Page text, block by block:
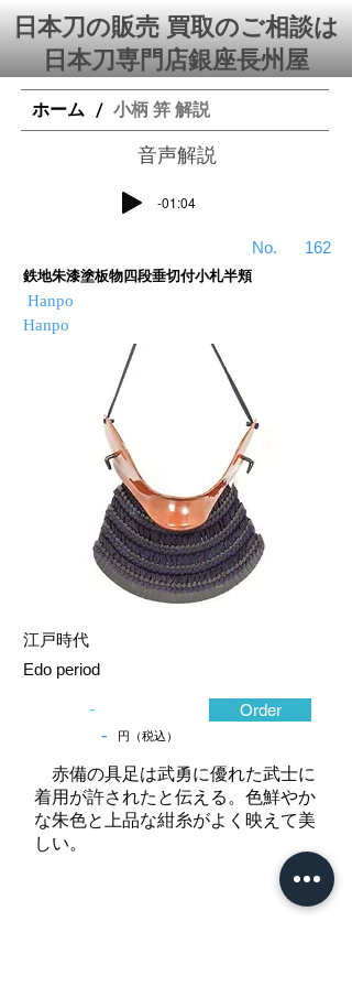
日本刀の販売 買取のご相談は
日本刀専門店銀座⻑州屋
ホーム / 小柄 笄 解説
​音声解説
-01:04
​No. 162
鉄地朱漆塗板物四段垂切付小札半頬
Hanpo
Hanpo
江戸時代
Edo period
-
- 円（税込）
Order
赤備の具足は武勇に優れた武士に
着用が許されたと伝える。色鮮やか
な朱色と上品な紺糸がよく映えて美
しい。